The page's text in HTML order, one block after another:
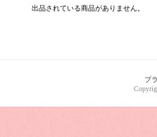
出品されている商品がありません。
プ